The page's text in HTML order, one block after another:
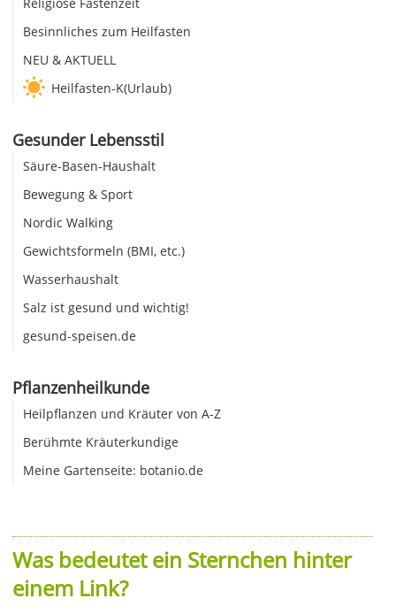
Besinnliches zum Heilfasten
NEU & AKTUELL
Heilfasten-K(Urlaub)
Gesunder Lebensstil
Säure-Basen-Haushalt
Bewegung & Sport
Nordic Walking
Gewichtsformeln (BMI, etc.)
Wasserhaushalt
Salz ist gesund und wichtig!
gesund-speisen.de
Pflanzenheilkunde
Heilpflanzen und Kräuter von A-Z
Berühmte Kräuterkundige
Meine Gartenseite: botanio.de
Was bedeutet ein Sternchen hinter
einem Link?